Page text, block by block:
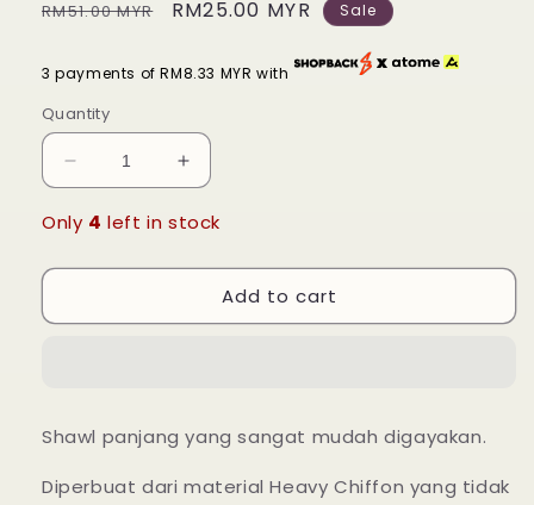
Regular
RM51.00 MYR
Sale
RM25.00 MYR Sale
3 payments of RM8.33 MYR with
Quantity
Decrease
quantity
for
Shawl
-
Increase
quantity
for
Shawl
-
Only 4 left in stock
Add to cart
Shawl panjang yang sangat mudah digayakan.
Diperbuat dari material Heavy Chiffon yang tidak